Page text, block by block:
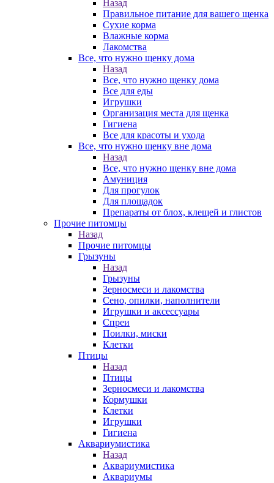
Назад
Правильное питание для вашего щенка
Сухие корма
Влажные корма
Лакомства
Все, что нужно щенку дома
Назад
Все, что нужно щенку дома
Все для еды
Игрушки
Организация места для щенка
Гигиена
Все для красоты и ухода
Все, что нужно щенку вне дома
Назад
Все, что нужно щенку вне дома
Амуниция
Для прогулок
Для площадок
Препараты от блох, клещей и глистов
Прочие питомцы
Назад
Прочие питомцы
Грызуны
Назад
Грызуны
Зерносмеси и лакомства
Сено, опилки, наполнители
Игрушки и аксессуары
Спреи
Поилки, миски
Клетки
Птицы
Назад
Птицы
Зерносмеси и лакомства
Кормушки
Клетки
Игрушки
Гигиена
Аквариумистика
Назад
Аквариумистика
Аквариумы